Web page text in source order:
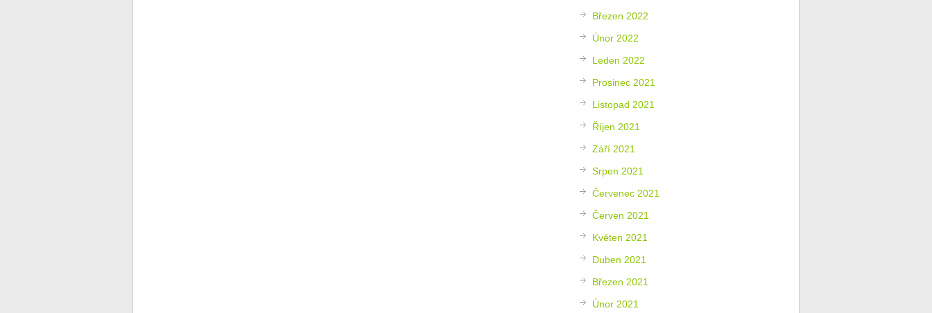
Březen 2022
Únor 2022
Leden 2022
Prosinec 2021
Listopad 2021
Říjen 2021
Září 2021
Srpen 2021
Červenec 2021
Červen 2021
Květen 2021
Duben 2021
Březen 2021
Únor 2021